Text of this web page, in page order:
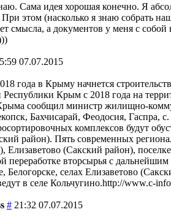
Сама идея хорошая конечно. Я
этом (насколько я знаю собрать
смысла, а документов у меня с
07.07.2015
года в Крыму начнется
Крым с 2018 года на
сообщил министр жилищно-
Бахчисарай, Феодосия,
комплексов будут
район). Пять современных
Елизаветово (Сакский район),
переработке вторсырья с
Белогорске, селах Елизаветово
в селе Кольчугино.http://www.c-
# 21:32 07.07.2015